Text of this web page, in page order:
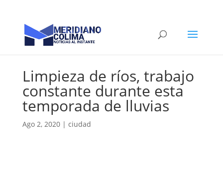
Limpieza de ríos, trabajo
constante durante esta
temporada de lluvias
Ago 2, 2020| ciudad